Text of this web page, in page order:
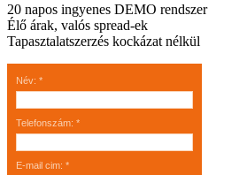
20 napos ingyenes DEMO rendszer
Élő árak, valós spread-ek
Tapasztalatszerzés kockázat nélkül
Név: *
Telefonszám: *
E-mail cim: *